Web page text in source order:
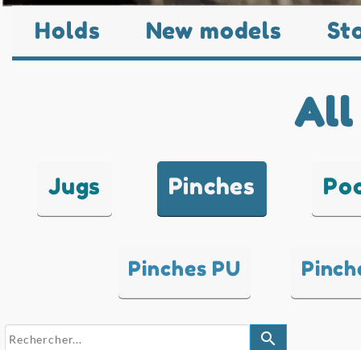
Holds New models
Jugs Pinches
Pinches PU
All
search